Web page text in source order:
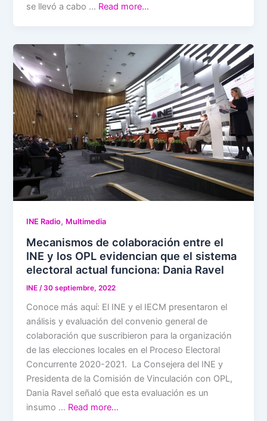
se llevó a cabo … Read more…
INE Radio, Multimedia
Mecanismos de colaboración entre el
INE y los OPL evidencian que el sistema
electoral actual funciona: Dania Ravel
INE /30 septiembre, 2022
Conoce más aquí: El INE y el IECM presentaron el
análisis y evaluación del convenio general de
colaboración que suscribieron para la organización
de las elecciones locales en el Proceso Electoral
Concurrente 2020-2021. La Consejera del INE y
Presidenta de la Comisión de Vinculación con OPL,
Dania Ravel señaló que esta evaluación es un
insumo … Read more…